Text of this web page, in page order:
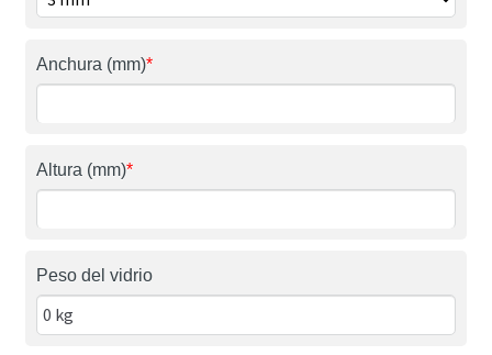
Anchura (mm)*
Altura (mm)*
Peso del vidrio